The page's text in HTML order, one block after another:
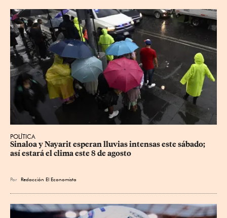
POLÍTICA
Sinaloa y Nayarit esperan lluvias intensas este sábado;
así estará el clima este 8 de agosto
Por Redacción El Economista